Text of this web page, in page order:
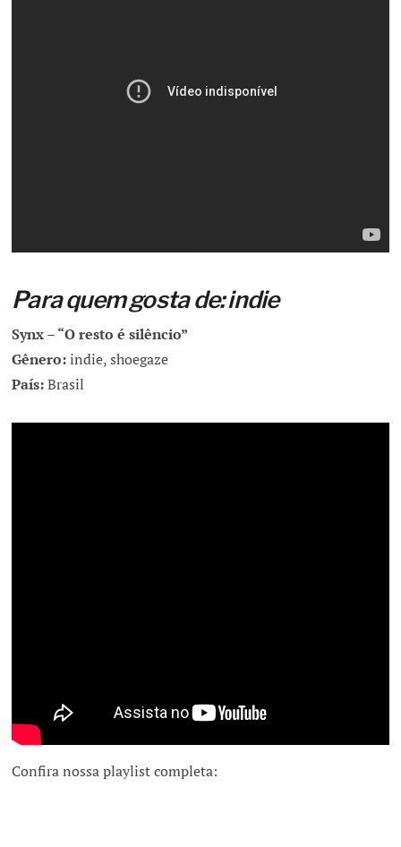
Para quem gosta de: indie
Synx – “O resto é silêncio”
Gênero:indie, shoegaze
País:Brasil
Confira nossa playlist completa: